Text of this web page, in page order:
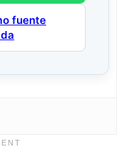
fuente